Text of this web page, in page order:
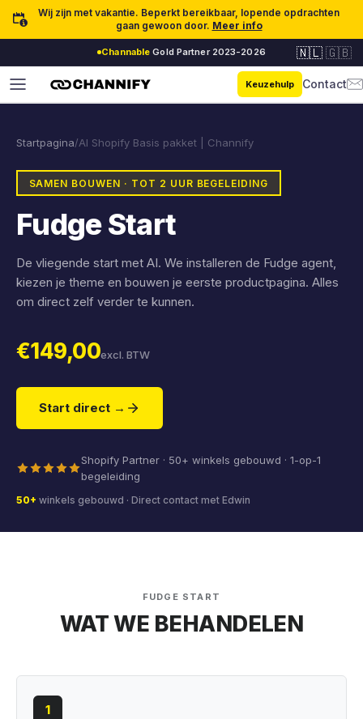
Ga naar inhoudWij zijn met vakantie. Beperkt bereikbaar, lopende opdrachten
gaan gewoon door. Meer info
Channable Gold Partner 2023-2026 🇳🇱 🇬🇧
Keuzehulp Contact
Startpagina/AI Shopify Basis pakket | Channify
SAMEN BOUWEN · TOT 2 UUR BEGELEIDING
Fudge Start
De vliegende start met AI. We installeren de Fudge agent,
kiezen je theme en bouwen je eerste productpagina. Alles
om direct zelf verder te kunnen.
€149,00excl. BTW
Start direct →
Shopify Partner · 50+ winkels gebouwd · 1-op-1
begeleiding
50+ winkels gebouwd · Direct contact met Edwin
FUDGE START
WAT WE BEHANDELEN
1